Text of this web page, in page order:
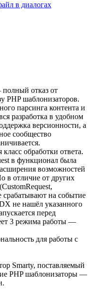
в диалогах
отказ от
PHP шаблонизаторов.
парсинга контента и
разработка в удобном
версионности, а
сообщество
обработки ответа.
в функционал была
возможностей
в отличие от других
срабатывают на событие
не нашёл указанного
перед
3 режима работы —
для работы с
Smarty, поставляемый
PHP шаблонизаторы —